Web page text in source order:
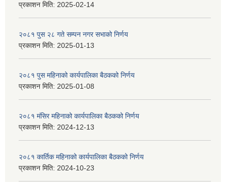
प्रकाशन मिति: 2025-02-14
२०८१ पुस २८ गते सम्प‍न नगर सभाको निर्णय
प्रकाशन मिति: 2025-01-13
२०८१ पुस महिनाको कार्यपालिका बैठकको निर्णय
प्रकाशन मिति: 2025-01-08
२०८१ मंसिर महिनाको कार्यपालिका बैठकको निर्णय
प्रकाशन मिति: 2024-12-13
२०८१ कार्तिक महिनाको कार्यपालिका बैठकको निर्णय
प्रकाशन मिति: 2024-10-23